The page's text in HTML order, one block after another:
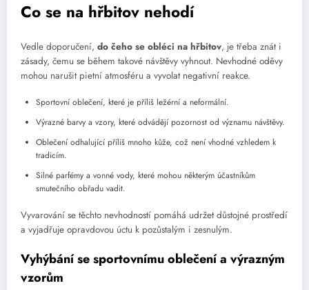
Co se na hřbitov nehodí
Vedle doporučení, do čeho se obléci na hřbitov, je třeba znát i
zásady, čemu se během takové návštěvy vyhnout. Nevhodné oděvy
mohou narušit pietní atmosféru a vyvolat negativní reakce.
Sportovní oblečení, které je příliš ležérní a neformální.
Výrazné barvy a vzory, které odvádějí pozornost od významu návštěvy.
Oblečení odhalující příliš mnoho kůže, což není vhodné vzhledem k
tradicím.
Silné parfémy a vonné vody, které mohou některým účastníkům
smutečního obřadu vadit.
Vyvarování se těchto nevhodností pomáhá udržet důstojné prostředí
a vyjadřuje opravdovou úctu k pozůstalým i zesnulým.
Vyhýbání se sportovnímu oblečení a výrazným
vzorům